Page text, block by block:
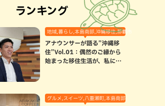
ランキング
地域,暮らし,本島南部,沖縄移住,那覇市
アナウンサーが語る”沖縄移
住”Vol.01：偶然のご縁から
始まった移住生活が、私にと
グルメ,スイーツ,八重瀬町,本島南部